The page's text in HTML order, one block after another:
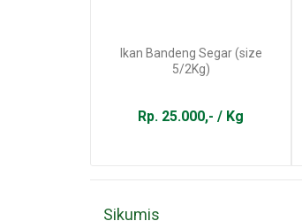
Ikan Bandeng Segar (size
5/2Kg)
Rp. 25.000,- / Kg
Sikumis